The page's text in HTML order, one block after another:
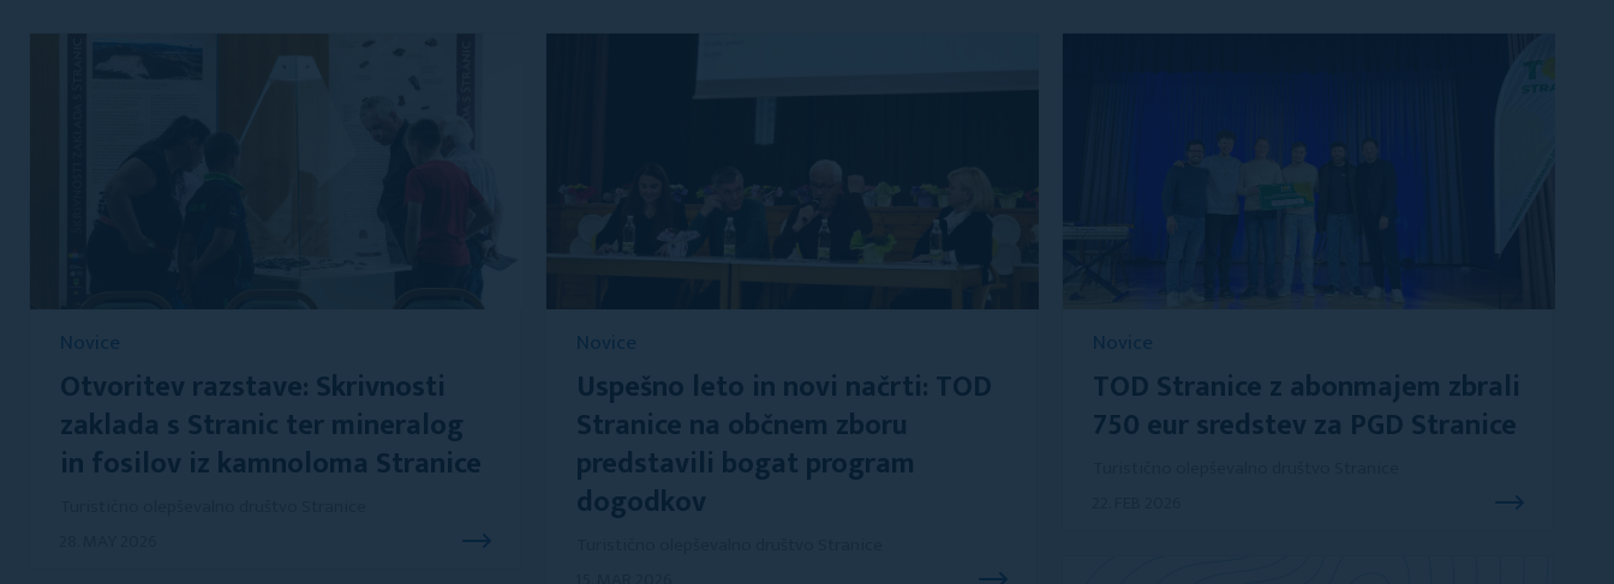
Novice
Otvoritev razstave: Skrivnosti
zaklada s Stranic ter mineralog
in fosilov iz kamnoloma Stranice
Novice
Uspešno leto in novi načrti: TOD
Stranice na občnem zboru
predstavili bogat program
dogodkov
Novice
TOD Stranice z abonmajem zbrali
750 eur sredstev za PGD Stranice